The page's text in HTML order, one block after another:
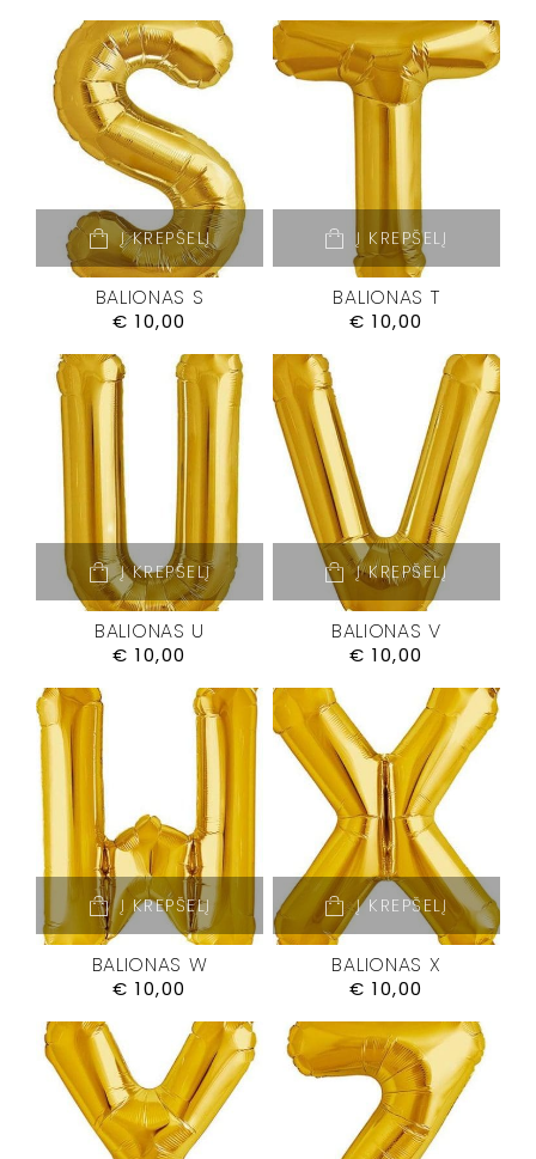
Į KREPŠELĮ
BALIONAS S
€ 10,00
Į KREPŠELĮ
BALIONAS T
€ 10,00
Į KREPŠELĮ
BALIONAS U
€ 10,00
Į KREPŠELĮ
BALIONAS V
€ 10,00
Į KREPŠELĮ
BALIONAS W
€ 10,00
Į KREPŠELĮ
BALIONAS X
€ 10,00